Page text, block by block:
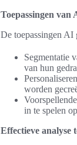
Toepassingen van
De toepassingen
Segmentatie
van hun
worden
in te spelen
Effectieve analyse